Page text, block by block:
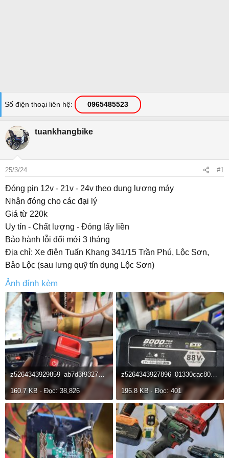
Số điện thoại liên hệ 0965485523
tuankhangbike
25/3/24 #1
Đóng pin 12v - 21v - 24v theo dung lượng máy
Nhận đóng cho các đại lý
Giá từ 220k
Uy tín - Chất lượng - Đóng lấy liền
Bảo hành lỗi đổi mới 3 tháng
Địa chỉ: Xe điện Tuấn Khang 341/15 Trần Phú, Lộc Sơn,
Bảo Lộc (sau lưng quỹ tín dụng Lộc Sơn)
Ảnh đính kèm
z5264343929859_ab7d3f93273c3f162a74d83f00f0c83f.jpg
160.7 KB · Đọc: 38,826
z5264343927896_01330cac8051a949d4106286f1793a72.jpg
196.8 KB · Đọc: 401